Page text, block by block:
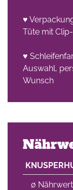
♥
Tüte mit
♥
Auswahl,
Wunsch
∅